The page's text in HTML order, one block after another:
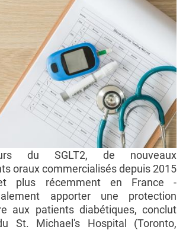
du SGLT2, de nouveaux
oraux commercialisés depuis 2015
plus récemment en France -
apporter une protection
aux patients diabétiques, conclut
St. Michael's Hospital (Toronto,